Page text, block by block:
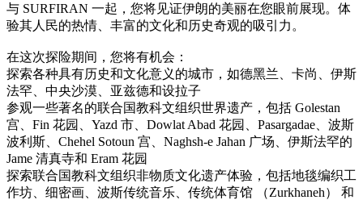
与 SURFIRAN 一起，您将见证伊朗的美丽在您眼前展现。体
验其人民的热情、丰富的文化和历史奇观的吸引力。
在这次探险期间，您将有机会：
探索各种具有历史和文化意义的城市，如德黑兰、卡尚、伊斯
法罕、中央沙漠、亚兹德和设拉子
参观一些著名的联合国教科文组织世界遗产，包括 Golestan
宫、Fin 花园、Yazd 市、Dowlat Abad 花园、Pasargadae、波斯
波利斯、Chehel Sotoun 宫、Naghsh-e Jahan 广场、伊斯法罕的
Jame 清真寺和 Eram 花园
探索联合国教科文组织非物质文化遗产体验，包括地毯编织工
作坊、细密画、波斯传统音乐、传统体育馆 （Zurkhaneh） 和